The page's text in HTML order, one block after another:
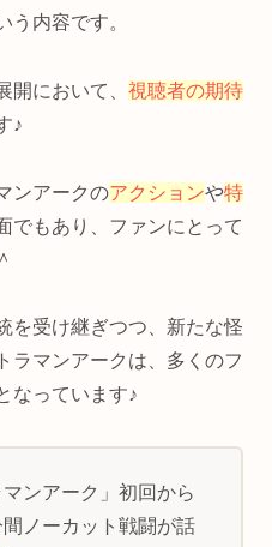
う内容です。
開において、 視聴者の期待
♪
ンアークのアクションや特
でもあり、ファンにとって
を受け継ぎつつ、新たな怪
ラマンアークは、多くのフ
なっています♪
ンアーク」初回から
ノーカット戦闘が話